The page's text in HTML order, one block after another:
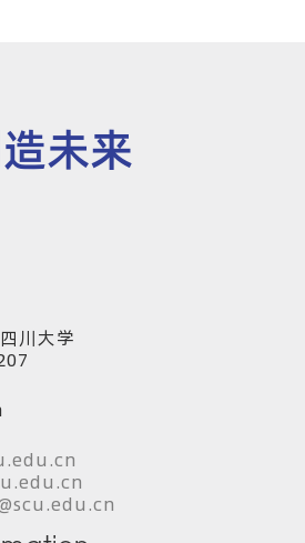
未来
川大学